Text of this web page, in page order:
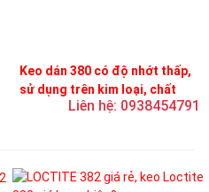
Keo dán 380 có độ nhớt thấp,
sử dụng trên kim loại, chất
đàn hồi và nhựaLiên hệ: 0938454791